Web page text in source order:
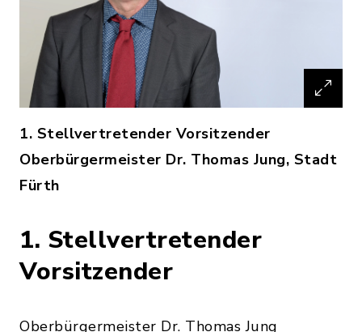
1. Stellvertretender Vorsitzender
Oberbürgermeister Dr. Thomas Jung, Stadt
Fürth
1. Stellvertretender
Vorsitzender
Oberbürgermeister Dr. Thomas Jung